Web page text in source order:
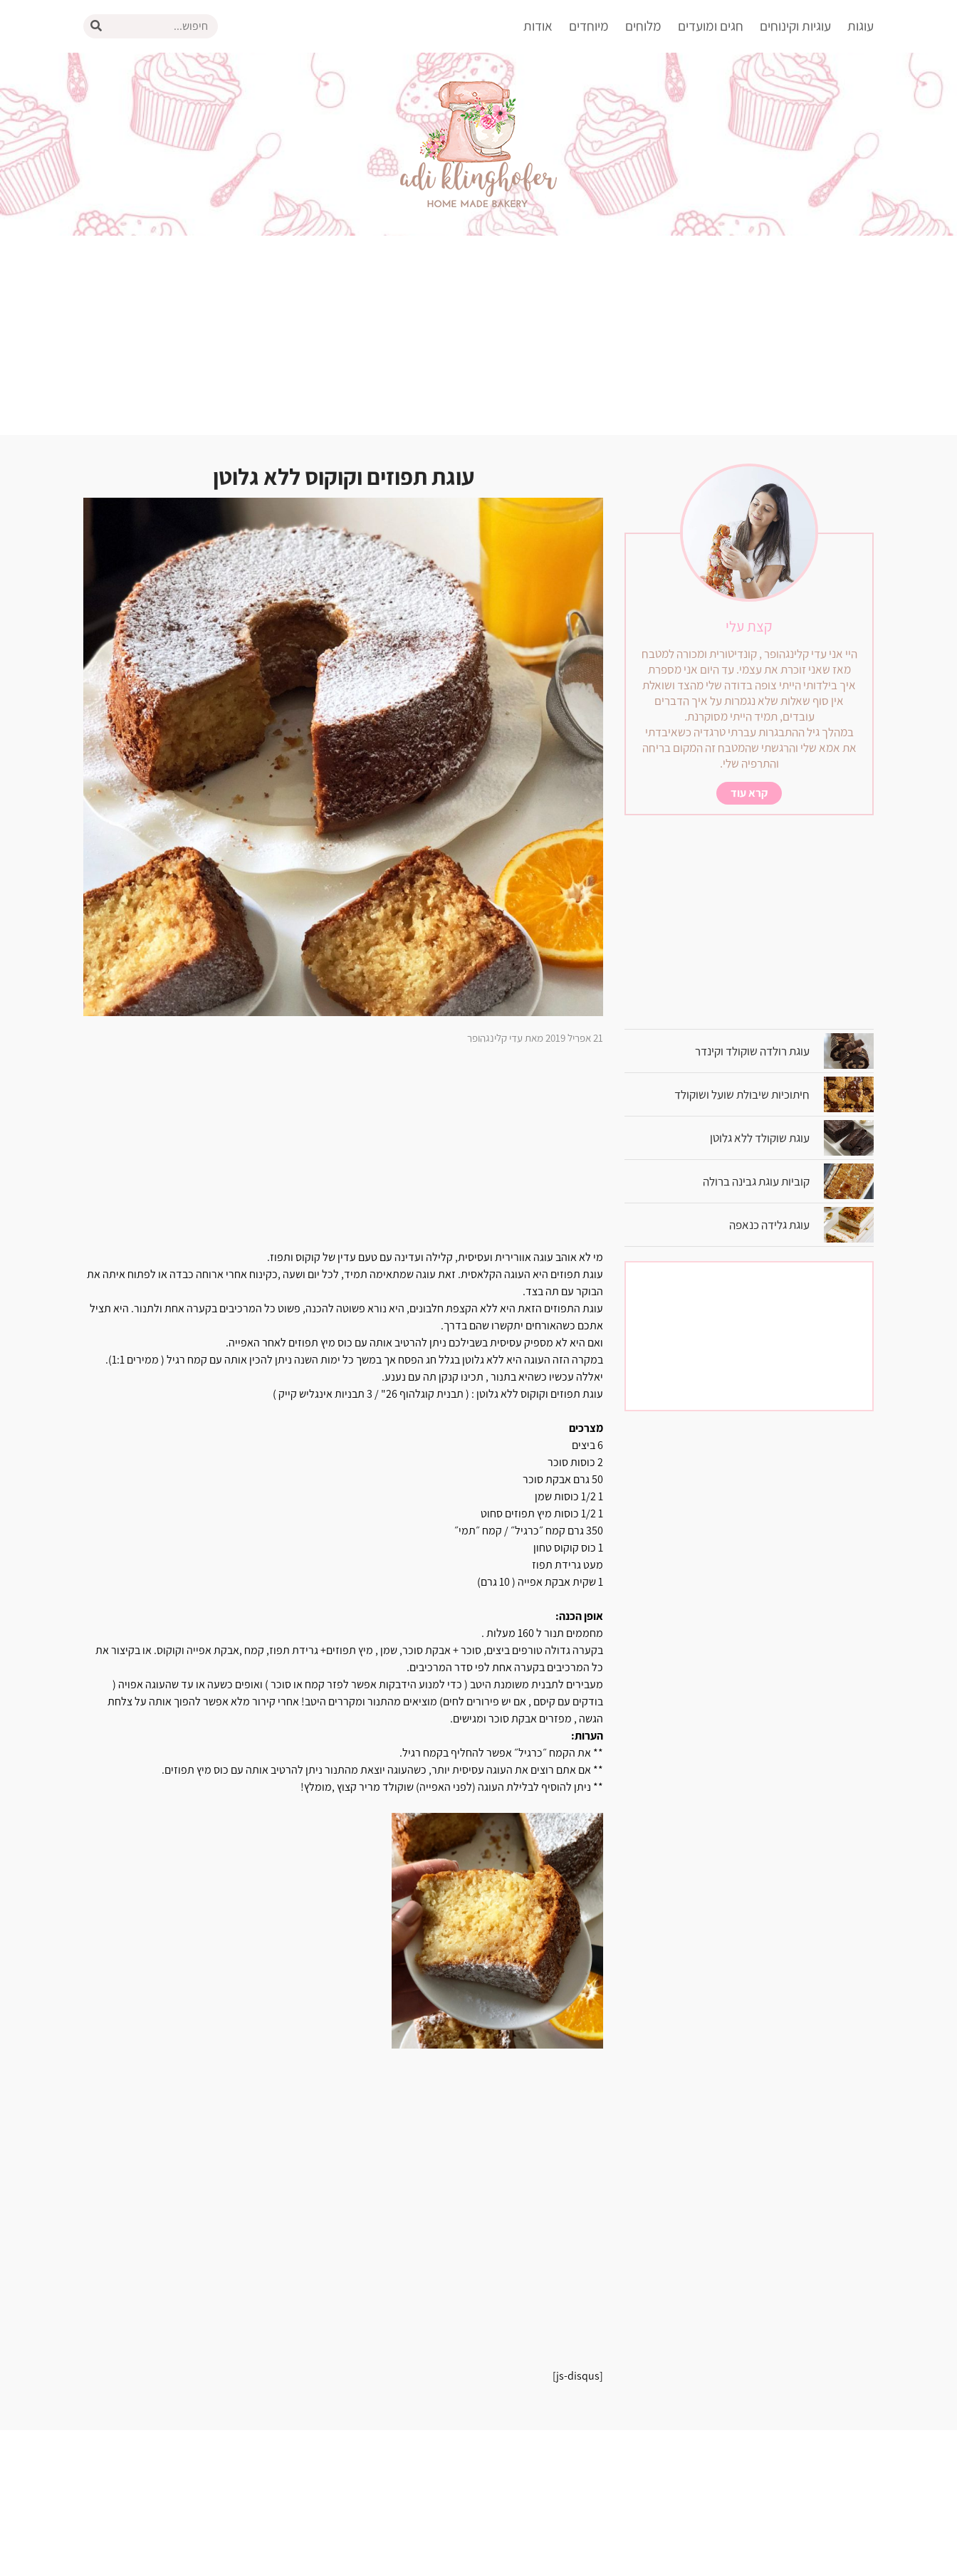
עוגות עוגיות וקינוחים חגים ומועדים מלוחים מיוחדים אודות
קצת עלי
היי אני עדי קלינגהופר , קונדיטורית ומכורה למטבח
מאז שאני זוכרת את עצמי. עד היום אני מספרת
איך בילדותי הייתי צופה בדודה שלי מהצד ושואלת
אין סוף שאלות שלא נגמרות על איך הדברים
עובדים, תמיד הייתי מסוקרנת.
במהלך גיל ההתבגרות עברתי טרגדיה כשאיבדתי
את אמא שלי והרגשתי שהמטבח זה המקום בריחה
והתרפיה שלי.
קרא עוד
עוגת רולדה שוקולד וקינדר
חיתוכיות שיבולת שועל ושוקולד
עוגת שוקולד ללא גלוטן
קוביות עוגת גבינה ברולה
עוגת גלידה כנאפה
עוגת תפוזים וקוקוס ללא גלוטן
21 אפריל 2019 מאת עדי קלינגהופר
מי לא אוהב עוגה אוורירית ועסיסית, קלילה ועדינה עם טעם עדין של קוקוס ותפוז.
עוגת תפוזים היא העוגה הקלאסית. זאת עוגה שמתאימה תמיד, לכל יום ושעה ,כקינוח אחרי ארוחה כבדה או לפתוח איתה את
הבוקר עם תה בצד.
עוגת התפוזים הזאת היא ללא הקצפת חלבונים, היא נורא פשוטה להכנה, פשוט כל המרכיבים בקערה אחת ולתנור. היא תציל
אתכם כשהאורחים יתקשרו שהם בדרך.
ואם היא לא מספיק עסיסית בשבילכם ניתן להרטיב אותה עם כוס מיץ תפוזים לאחר האפייה.
במקרה הזה העוגה היא ללא גלוטן בגלל חג הפסח אך במשך כל ימות השנה ניתן להכין אותה עם קמח רגיל ( ממירים 1:1).
יאללה עכשיו כשהיא בתנור , תכינו קנקן תה עם נענע.
עוגת תפוזים וקוקוס ללא גלוטן : ( תבנית קוגלהוף 26" / 3 תבניות אינגליש קייק )
מצרכים
6 ביצים
2 כוסות סוכר
50 גרם אבקת סוכר
1 1/2 כוסות שמן
1 1/2 כוסות מיץ תפוזים סחוט
350 גרם קמח ״כרגיל״ / קמח ״תמי״
1 כוס קוקוס טחון
מעט גרידת תפוז
1 שקית אבקת אפייה ( 10 גרם)
אופן הכנה:
מחממים תנור ל 160 מעלות .
בקערה גדולה טורפים ביצים, סוכר + אבקת סוכר, שמן , מיץ תפוזים+ גרידת תפוז, קמח ,אבקת אפייה וקוקוס. או בקיצור את
כל המרכיבים בקערה אחת לפי סדר המרכיבים.
מעבירים לתבנית משומנת היטב ( כדי למנוע הידבקות אפשר לפזר קמח או סוכר ) ואופים כשעה או עד שהעוגה אפויה (
בודקים עם קיסם , אם יש פירורים לחים) מוציאים מהתנור ומקררים היטב! אחרי קירור מלא אפשר להפוך אותה על צלחת
הגשה , מפזרים אבקת סוכר ומגישים.
הערות:
** את הקמח ״כרגיל״ אפשר להחליף בקמח רגיל.
** אם אתם רוצים את העוגה עסיסית יותר, כשהעוגה יוצאת מהתנור ניתן להרטיב אותה עם כוס מיץ תפוזים.
** ניתן להוסיף לבלילת העוגה (לפני האפייה) שוקולד מריר קצוץ ,מומלץ!
[js-disqus]